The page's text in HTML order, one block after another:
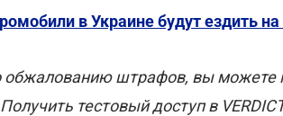
в Украине будут ездить
обжалованию штрафов, вы можете
тестовый доступ в